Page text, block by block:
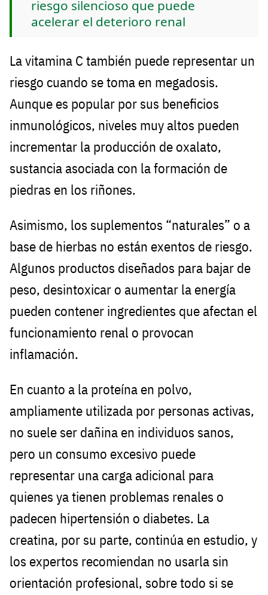
riesgo silencioso que puede
acelerar el deterioro renal
La vitamina C también puede representar un
riesgo cuando se toma en megadosis.
Aunque es popular por sus beneficios
inmunológicos, niveles muy altos pueden
incrementar la producción de oxalato,
sustancia asociada con la formación de
piedras en los riñones.
Asimismo, los suplementos “naturales” o a
base de hierbas no están exentos de riesgo.
Algunos productos diseñados para bajar de
peso, desintoxicar o aumentar la energía
pueden contener ingredientes que afectan el
funcionamiento renal o provocan
inflamación.
En cuanto a la proteína en polvo,
ampliamente utilizada por personas activas,
no suele ser dañina en individuos sanos,
pero un consumo excesivo puede
representar una carga adicional para
quienes ya tienen problemas renales o
padecen hipertensión o diabetes. La
creatina, por su parte, continúa en estudio, y
los expertos recomiendan no usarla sin
orientación profesional, sobre todo si se